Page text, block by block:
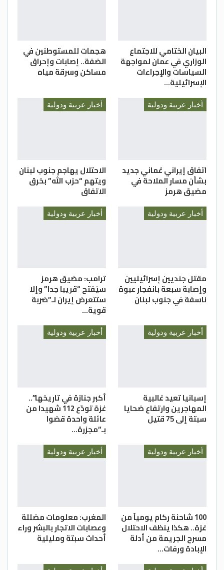
البيان الختامي للاجتماع
الوزاري في عمان لمواجهة
السياسات والإجراءات
الإسرائيلية…
هجمات للمستوطنين في
الضفة.. إصابات وإحراق
مساكن وسرقة مياه
أخبار عربية ودولية
اتفاق إيراني عُماني جديد
بشأن مسار الملاحة في
مضيق هرمز
أخبار عربية ودولية
الاحتلال يهاجم جنوب لبنان
ويتهم “حزب الله” بخرق
الاتفاق
أخبار عربية ودولية
مقتل جنديين إسرائيليين
وإصابة سبعة بانفجار عبوة
ناسفة في جنوب لبنان
أخبار عربية ودولية
ترامب: مضيق هرمز
سيُفتح “قريبا جدا” وإلا
ستتعرض إيران لـ”ضربة
قوية…
أخبار عربية ودولية
إسبانيا تعيد غالبية
المهاجرين وارتفاع ضحايا
سبتة إلى 75 قتيل
أخبار عربية ودولية
أكبر جنازة في تاريخها”..
غزة تودّع 112 شهيدا من
عائلة واحدة قضوا
بـ”مجزرة…
أخبار عربية ودولية
100 شاحنة ركام يومياً من
غزة.. هكذا ينظف الاحتلال
مسرح الجريمة من أدلة
الإبادة ورفات…
أخبار عربية ودولية
المغرب: معلومات مضللة
وعصابات الاتجار بالبشر وراء
أحداث سبتة ومليلية